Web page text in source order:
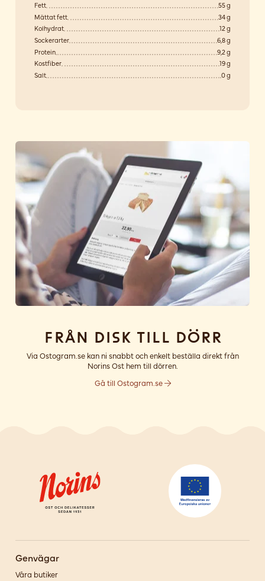
Fett
55 g
Mättat fett
34 g
Kolhydrat
12 g
Sockerarter
6,8 g
Protein
9,2 g
Kostfiber
19 g
Salt
0 g
Från disk till dörr
Via Ostogram.se kan ni snabbt och enkelt beställa direkt från
Norins Ost hem till dörren.
Gå till Ostogram.se
Genvägar
Våra butiker